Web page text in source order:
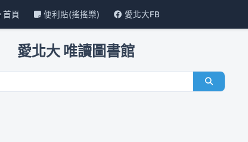
首頁 便利貼(搖搖樂) 愛北大FB
愛北大 唯讀圖書館